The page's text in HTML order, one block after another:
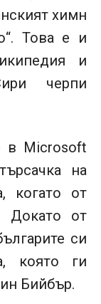
химн
Това е и
и
черпи
в Microsoft
на
когато от
Докато от
си
която ги
Бийбър.